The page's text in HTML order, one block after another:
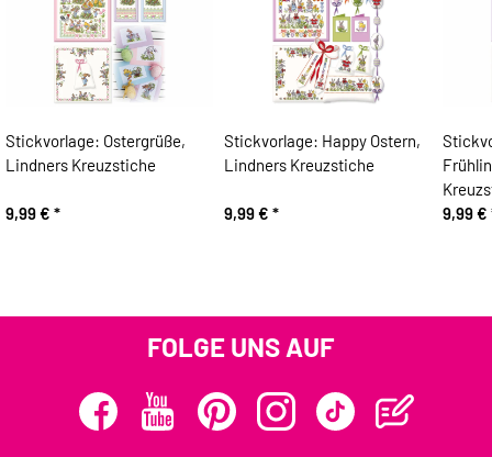
Stickvorlage: Ostergrüße,
Lindners Kreuzstiche
9,99 € *
Stickvorlage: Happy Ostern,
Lindners Kreuzstiche
9,99 € *
9,99 €
FOLGE UNS AUF